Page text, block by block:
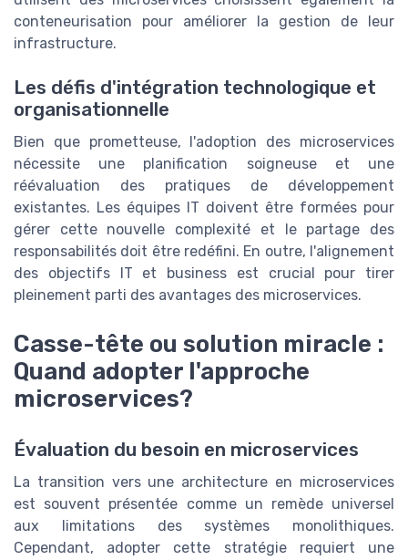
conteneurisation pour améliorer la gestion de leur
infrastructure.
Les défis d'intégration technologique et
organisationnelle
Bien que prometteuse, l'adoption des microservices
nécessite une planification soigneuse et une
réévaluation des pratiques de développement
existantes. Les équipes IT doivent être formées pour
gérer cette nouvelle complexité et le partage des
responsabilités doit être redéfini. En outre, l'alignement
des objectifs IT et business est crucial pour tirer
pleinement parti des avantages des microservices.
Casse-tête ou solution miracle :
Quand adopter l'approche
microservices?
Évaluation du besoin en microservices
La transition vers une architecture en microservices
est souvent présentée comme un remède universel
aux limitations des systèmes monolithiques.
Cependant, adopter cette stratégie requiert une